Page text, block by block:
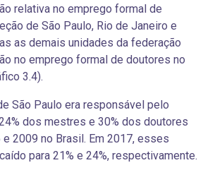
relativa no emprego formal de
de São Paulo, Rio de Janeiro e
as demais unidades da federação
no emprego formal de doutores no
3.4).
São Paulo era responsável pelo
dos mestres e 30% dos doutores
2009 no Brasil. Em 2017, esses
para 21% e 24%, respectivamente.